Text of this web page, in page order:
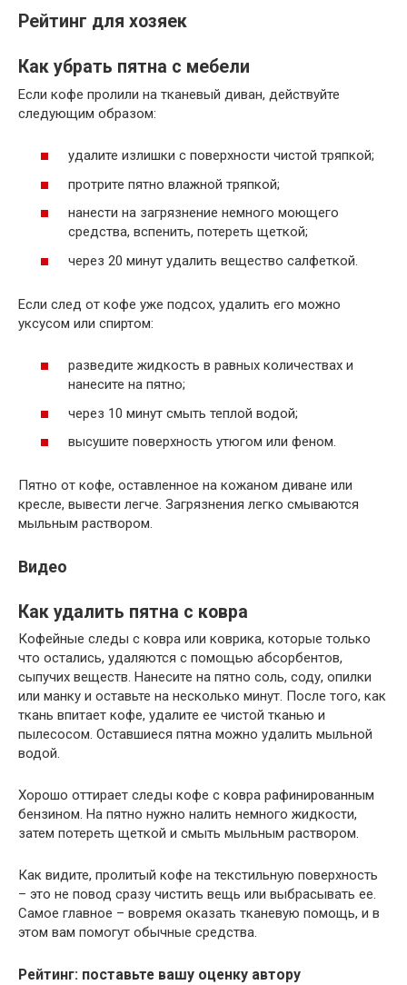
Рейтинг для хозяек
Как убрать пятна с мебели
Если кофе пролили на тканевый диван, действуйте
следующим образом:
удалите излишки с поверхности чистой тряпкой;
протрите пятно влажной тряпкой;
нанести на загрязнение немного моющего
средства, вспенить, потереть щеткой;
через 20 минут удалить вещество салфеткой.
Если след от кофе уже подсох, удалить его можно
уксусом или спиртом:
разведите жидкость в равных количествах и
нанесите на пятно;
через 10 минут смыть теплой водой;
высушите поверхность утюгом или феном.
Пятно от кофе, оставленное на кожаном диване или
кресле, вывести легче. Загрязнения легко смываются
мыльным раствором.
Видео
Как удалить пятна с ковра
Кофейные следы с ковра или коврика, которые только
что остались, удаляются с помощью абсорбентов,
сыпучих веществ. Нанесите на пятно соль, соду, опилки
или манку и оставьте на несколько минут. После того, как
ткань впитает кофе, удалите ее чистой тканью и
пылесосом. Оставшиеся пятна можно удалить мыльной
водой.
Хорошо оттирает следы кофе с ковра рафинированным
бензином. На пятно нужно налить немного жидкости,
затем потереть щеткой и смыть мыльным раствором.
Как видите, пролитый кофе на текстильную поверхность
– это не повод сразу чистить вещь или выбрасывать ее.
Самое главное – вовремя оказать тканевую помощь, и в
этом вам помогут обычные средства.
Рейтинг: поставьте вашу оценку автору